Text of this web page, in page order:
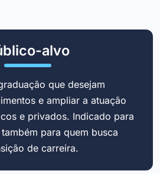
alvo
que desejam
e ampliar a atuação
e privados. Indicado para
para quem busca
de carreira.